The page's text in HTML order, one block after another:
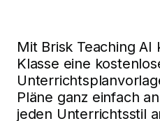
Mit Brisk Teaching
Klasse eine
Pläne ganz einfach
jeden Unterrichtsstil